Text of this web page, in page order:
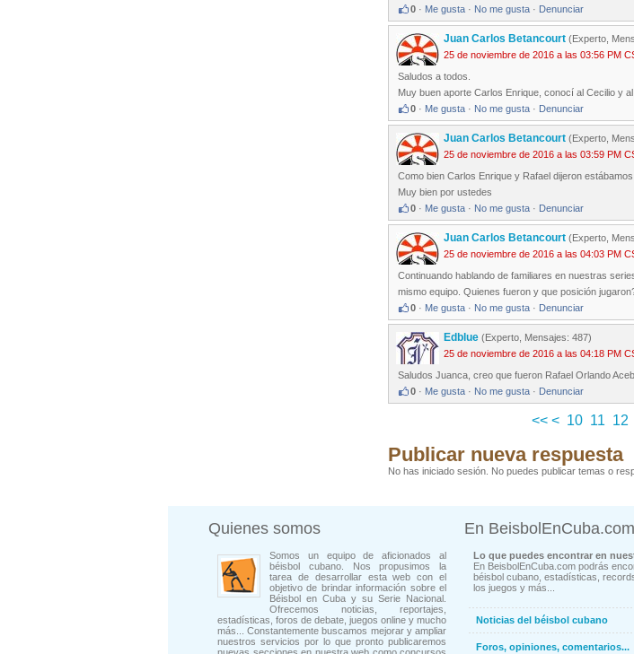
0 · Me gusta · No me gusta · Denunciar
Juan Carlos Betancourt (Experto,
25 de noviembre de 2016 a las 03:56 PM
Saludos a todos.
Muy buen aporte Carlos Enrique, conocí al Cecilio y
0 · Me gusta · No me gusta · Denunciar
Juan Carlos Betancourt (Experto,
25 de noviembre de 2016 a las 03:59 PM
Como bien Carlos Enrique y Rafael dijeron
Muy bien por ustedes
0 · Me gusta · No me gusta · Denunciar
Juan Carlos Betancourt (Experto,
25 de noviembre de 2016 a las 04:03 PM
Continuando hablando de familiares en nuestras
mismo equipo. Quienes fueron y que posición
0 · Me gusta · No me gusta · Denunciar
Edblue (Experto, Mensajes: 487)
25 de noviembre de 2016 a las 04:18 PM
Saludos Juanca, creo que fueron Rafael Orlando
0 · Me gusta · No me gusta · Denunciar
<< < 10 11 12
Publicar nueva respuesta
No has iniciado sesión. No puedes publicar temas o
Quienes somos
Somos un equipo de aficionados al
béisbol cubano. Nos propusimos la
tarea de desarrollar esta web con el
objetivo de brindar información sobre el
Béisbol en Cuba y su Serie Nacional.
Ofrecemos noticias, reportajes,
estadísticas, foros de debate, juegos online y mucho
más... Constantemente buscamos mejorar y ampliar
nuestros servicios por lo que pronto publicaremos
En BeisbolEnCuba.com
Lo que puedes encontrar en
En BeisbolEnCuba.com podrás
béisbol cubano, estadísticas,
los juegos y más...
Noticias del béisbol cubano
Foros, opiniones, comentarios...